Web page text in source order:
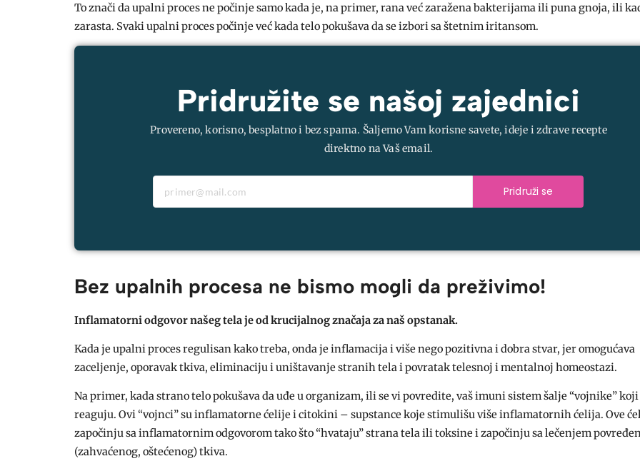
To znači da upalni proces ne počinje samo kada je, na primer, rana već zaražena bakterijama ili puna gnoja, ili
zarasta. Svaki upalni proces počinje već kada telo pokušava da se izbori sa štetnim iritansom.
Pridružite se našoj zajednici
Provereno, korisno, besplatno i bez spama. Šaljemo Vam korisne savete, ideje i zdrave recepte
direktno na Vaš email.
Pridruži se
Bez upalnih procesa ne bismo mogli da preživimo!
Inflamatorni odgovor našeg tela je od krucijalnog značaja za naš opstanak.
Kada je upalni proces regulisan kako treba, onda je inflamacija i više nego pozitivna i dobra stvar, jer omogućava
zaceljenje, oporavak tkiva, eliminaciju i uništavanje stranih tela i povratak telesnoj i mentalnoj homeostazi.
Na primer, kada strano telo pokušava da uđe u organizam, ili se vi povredite, vaš imuni sistem šalje “vojnike”
reaguju. Ovi “vojnci” su inflamatorne ćelije i citokini – supstance koje stimulišu više inflamatornih ćelija. Ove
započinju sa inflamatornim odgovorom tako što “hvataju” strana tela ili toksine i započinju sa lečenjem
(zahvaćenog, oštećenog) tkiva.